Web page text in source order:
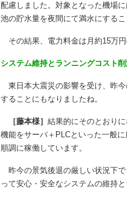
配慮しました。対象となった機場
池の貯水量を夜間にて満水にするこ
その結果、電力料金は月約15万円
システム維持とランニングコスト
東日本大震災の影響を受け、昨
することにもなりましたね。
［藤本様］ 結果的にそのとおり
機能をサーバ＋PLCといった一般
順調に稼働しています。
昨今の景気後退の厳しい状況下
って安心・安全なシステムの維持